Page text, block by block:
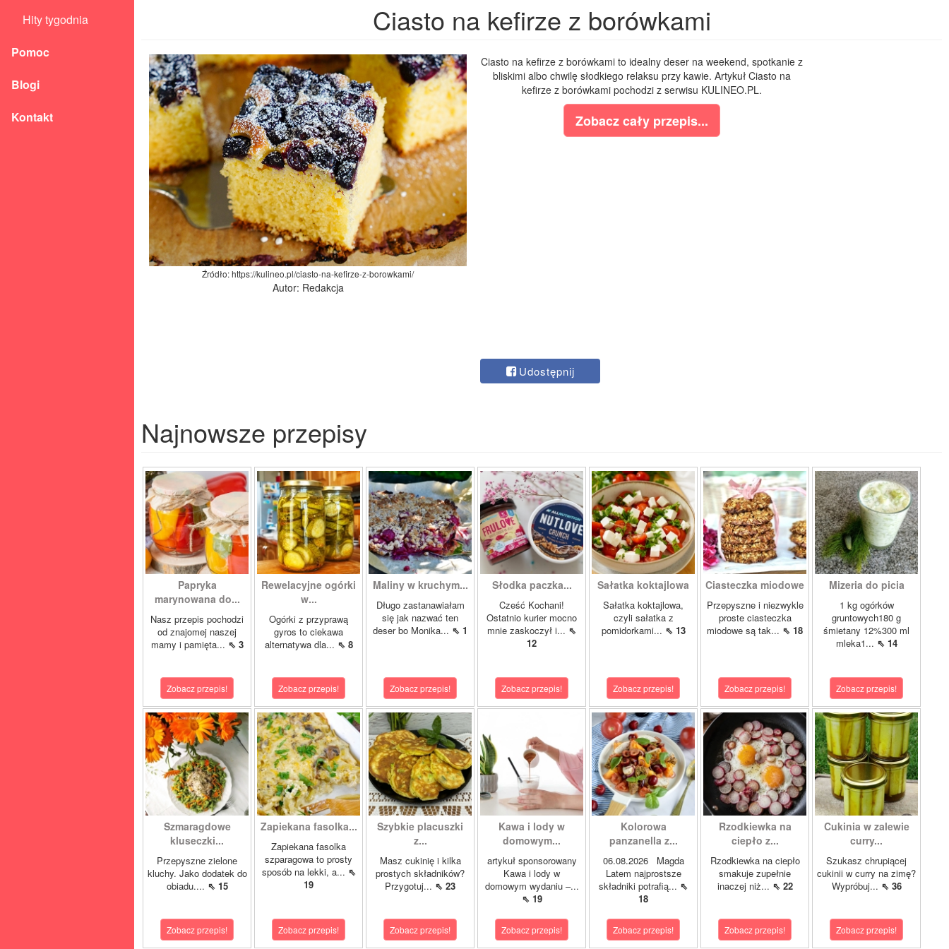
Hity tygodnia
Pomoc
Blogi
Kontakt
Ciasto na kefirze z borówkami
Źródło: https://kulineo.pl/ciasto-na-kefirze-z-borowkami/
Autor: Redakcja
Ciasto na kefirze z borówkami to idealny deser na weekend, spotkanie z
bliskimi albo chwilę słodkiego relaksu przy kawie. Artykuł Ciasto na
kefirze z borówkami pochodzi z serwisu KULINEO.PL.
Zobacz cały przepis...
Udostępnij
Najnowsze przepisy
Papryka
marynowana do...
Nasz przepis pochodzi
od znajomej naszej
mamy i pamięta... ⇖ 3
Zobacz przepis!
Rewelacyjne ogórki
w...
Ogórki z przyprawą
gyros to ciekawa
alternatywa dla... ⇖ 8
Zobacz przepis!
Maliny w kruchym...
Długo zastanawiałam
się jak nazwać ten
deser bo Monika... ⇖ 1
Zobacz przepis!
Słodka paczka...
Cześć Kochani!
Ostatnio kurier mocno
mnie zaskoczył i... ⇖
12
Zobacz przepis!
Sałatka koktajlowa
Sałatka koktajlowa,
czyli sałatka z
pomidorkami... ⇖ 13
Zobacz przepis!
Ciasteczka miodowe
Przepyszne i niezwykle
proste ciasteczka
miodowe są tak... ⇖ 18
Zobacz przepis!
Mizeria do picia
1 kg ogórków
gruntowych180 g
śmietany 12%300 ml
mleka1... ⇖ 14
Zobacz przepis!
Szmaragdowe
kluseczki...
Przepyszne zielone
kluchy. Jako dodatek do
obiadu.... ⇖ 15
Zobacz przepis!
Zapiekana fasolka...
Zapiekana fasolka
szparagowa to prosty
sposób na lekki, a... ⇖
19
Zobacz przepis!
Szybkie placuszki
z...
Masz cukinię i kilka
prostych składników?
Przygotuj... ⇖ 23
Zobacz przepis!
Kawa i lody w
domowym...
artykuł sponsorowany
Kawa i lody w
domowym wydaniu –...
⇖ 19
Zobacz przepis!
Kolorowa
panzanella z...
06.08.2026 Magda
Latem najprostsze
składniki potrafią... ⇖
18
Zobacz przepis!
Rzodkiewka na
ciepło z...
Rzodkiewka na ciepło
smakuje zupełnie
inaczej niż... ⇖ 22
Zobacz przepis!
Cukinia w zalewie
curry...
Szukasz chrupiącej
cukinii w curry na zimę?
Wypróbuj... ⇖ 36
Zobacz przepis!